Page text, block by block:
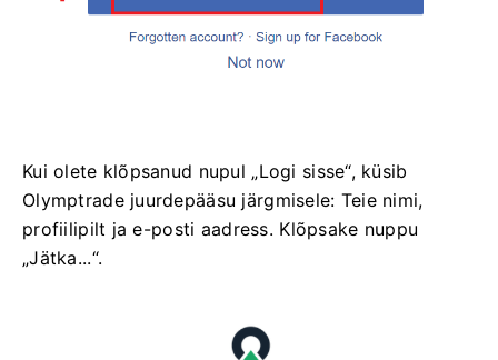
Kui olete klõpsanud nupul „Logi sisse“, küsib
Olymptrade juurdepääsu järgmisele: Teie nimi,
profiilipilt ja e-posti aadress. Klõpsake nuppu
„Jätka...“.